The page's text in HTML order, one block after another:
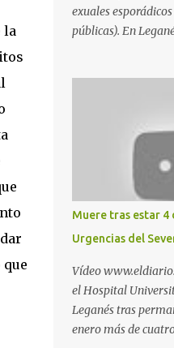
la
exuales
públicas). En
indica esta
propios
señalan. "Cruising:
baños junto a
pillado pareja
subterráneo de
para el 'cruising' es
(junto al estadio
caminos entre el
lugar: Escombrera
Leganés y
Muere tras estar 4
Urgencias del
Vídeo
el Hospital
Leganés tras
enero más de